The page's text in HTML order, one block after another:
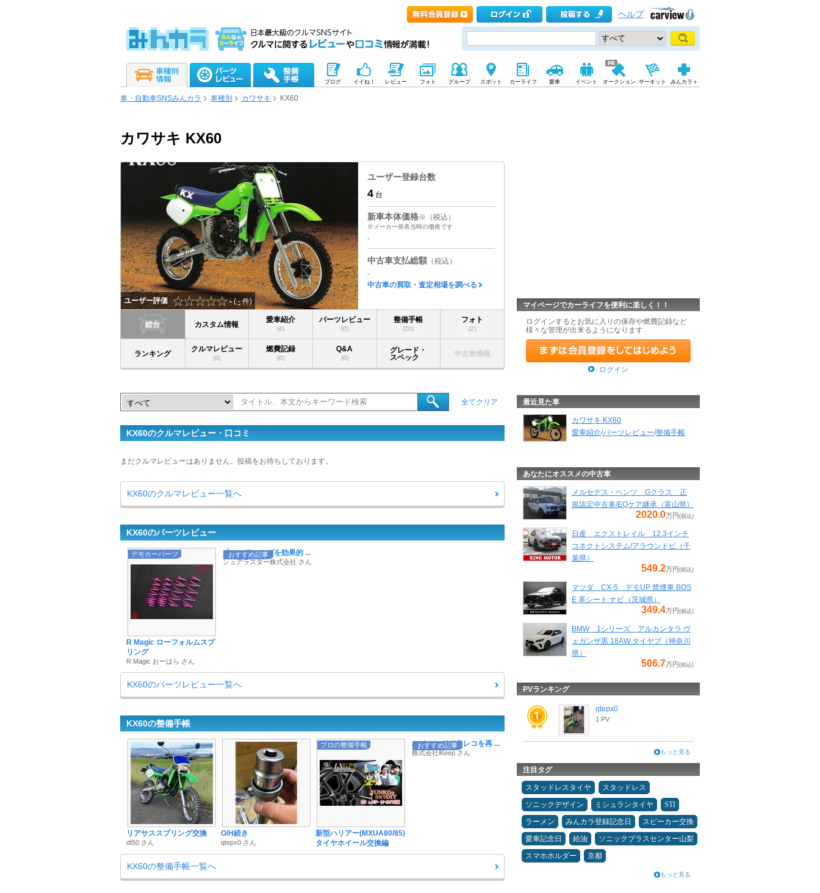
ヘルプ
ブログ イイね！ レビュー フォト グループ スポット カーライフ 愛車 イベント オークション サーキット みんカラ＋
車・自動車SNSみんカラ 車種別 カワサキ KX60
カワサキ KX60
ユーザー評価 - (-件)
ユーザー登録台数
4 台
新車本体価格※（税込）
※メーカー発表当時の価格です
-
中古車支払総額 （税込）
-
中古車の買取・査定相場を調べる
総合 カスタム情報
愛車紹介
(4)
パーツレビュー
(0)
整備手帳
(20)
フォト
(2)
ランキング
クルマレビュー
(0)
燃費記録
(0)
Q&A
(0)
グレード・
スペック
中古車情報
全てクリア
KX60のクルマレビュー・口コミ
まだクルマレビューはありません。投稿をお待ちしております。
KX60のクルマレビュー一覧へ
KX60のパーツレビュー
デモカーパーツ
R Magic ローフォルムスプ
リング
R Magic おーはら さん
おすすめ記事
「コーティングを効果的 ...
シュアラスター株式会社 さん
KX60のパーツレビュー一覧へ
KX60の整備手帳
リアサススプリング交換
dt50 さん
O/H続き
qtepx0 さん
プロの整備手帳
新型ハリアー(MXUA80/85)
タイヤホイール交換編
おすすめ記事
ハイエンドドラレコを再 ...
株式会社iKeep さん
KX60の整備手帳一覧へ
マイページでカーライフを便利に楽しく！！
ログインするとお気に入りの保存や燃費記録など
様々な管理が出来るようになります
ログイン
最近見た車
カワサキ KX60
愛車紹介/パーツレビュー/整備手帳
あなたにオススメの中古車
メルセデス・ベンツ Gクラス 正
規認定中古車/EQケア継承（富山県）
2020.0万円 (税込)
日産 エクストレイル 12.3インチ
コネクトシステム/アラウンドビ（千
葉県）
549.2万円 (税込)
マツダ CX-5 デモUP 禁煙車 BOS
E 革シート ナビ（茨城県）
349.4万円 (税込)
BMW 1シリーズ アルカンタラ ヴ
ェガンザ黒 18AW タイヤプ（神奈川
県）
506.7万円 (税込)
PVランキング
qtepx0
1 PV
もっと見る
注目タグ
スタッドレスタイヤ
スタッドレス
ソニックデザイン
ミシュランタイヤ
STI
ラーメン
みんカラ登録記念日
スピーカー交換
愛車記念日
給油
ソニックプラスセンター山梨
スマホホルダー
京都
もっと見る